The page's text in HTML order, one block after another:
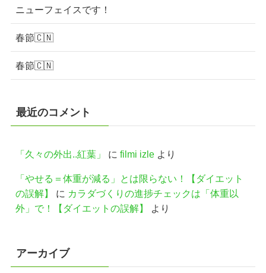
ニューフェイスです！
春節🇨🇳
春節🇨🇳
最近のコメント
「久々の外出..紅葉」 に filmi izleより
「やせる＝体重が減る」とは限らない！【ダイエット
の誤解】
に カラダづくりの進捗チェックは「体重以
外」で！【ダイエットの誤解】
より
アーカイブ